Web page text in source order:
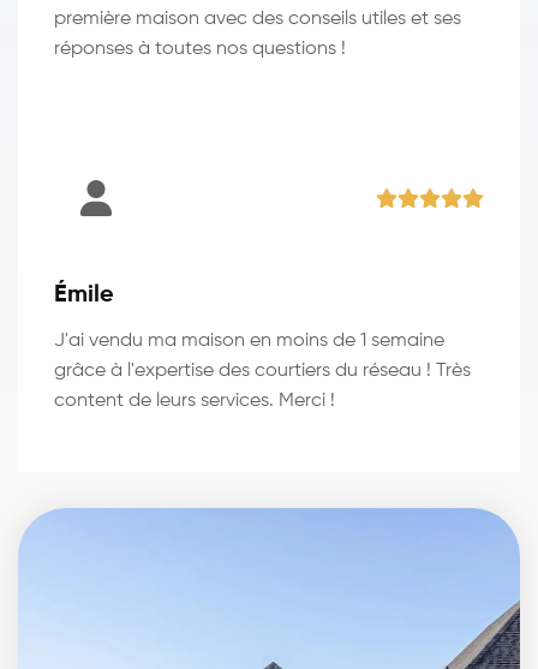
première maison avec des conseils utiles et ses
réponses à toutes nos questions !
Émile
J'ai vendu ma maison en moins de 1 semaine
grâce à l'expertise des courtiers du réseau ! Très
content de leurs services. Merci !